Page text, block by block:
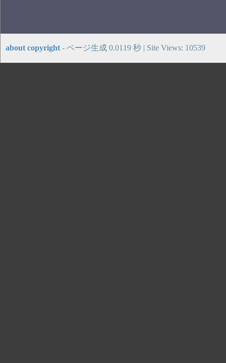
about copyright - ページ生成 0.0119 秒 | Site Views: 10539